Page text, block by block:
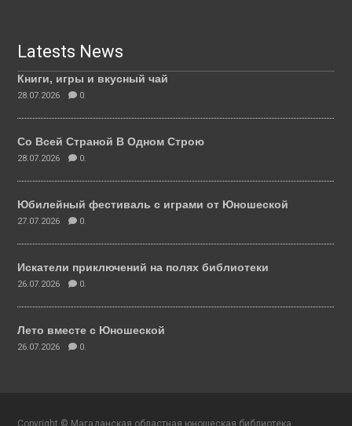
Latests News
Книги, игры и вкусный чай
28.07.2026 0.
Со Всей Страной В Одном Строю
28.07.2026 0.
Юбилейный фестиваль с играми от Юношеской
27.07.2026 0.
Искатели приключений на полях библиотеки
26.07.2026 0.
Лето вместе с Юношеской
26.07.2026 0.
Copyright © Магаданская областная юношеская библиотека